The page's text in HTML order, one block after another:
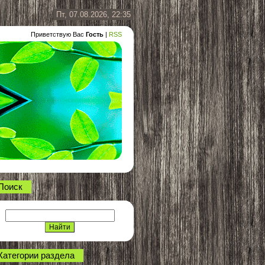
Пт, 07.08.2026, 22:35
Приветствую Вас Гость | RSS
раздела